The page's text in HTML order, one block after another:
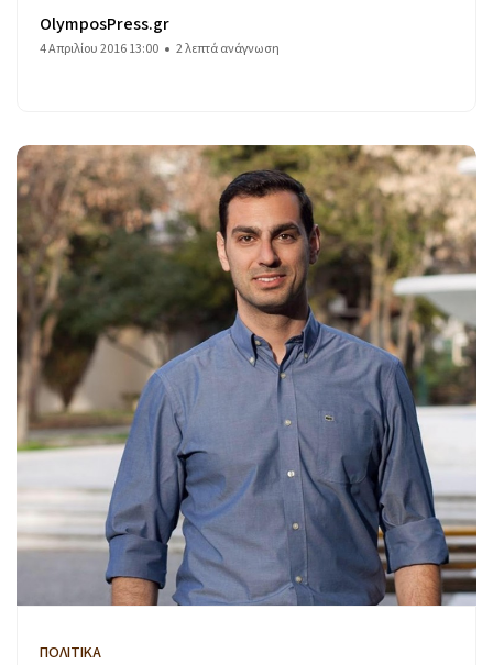
OlymposPress.gr
4 Απριλίου 2016 13:00 2 λεπτά ανάγνωση
ΠΟΛΙΤΙΚΑ